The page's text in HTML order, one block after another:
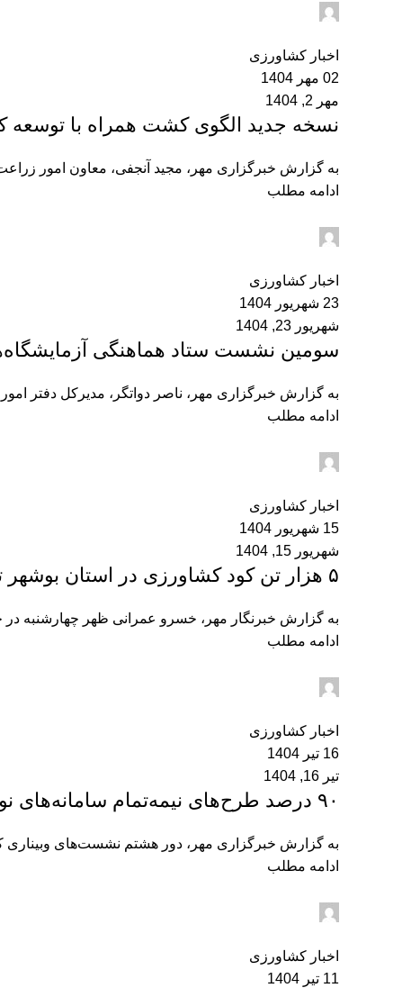
اخبار کشاورزی
02 مهر 1404
مهر 2, 1404
نسخه جدید الگوی کشت همراه با
به گزارش خبرگزاری مهر، مجید آنجفی، معاون امور
ادامه مطلب
اخبار کشاورزی
23 شهریور 1404
شهریور 23, 1404
سومین نشست ستاد هماهنگی
به گزارش خبرگزاری مهر، ناصر دواتگر، مدیرکل دفتر
ادامه مطلب
اخبار کشاورزی
15 شهریور 1404
شهریور 15, 1404
۵ هزار تن کود کشاورزی در استان بوشهر توزیع شد
به گزارش خبرنگار مهر، خسرو عمرانی ظهر چهارشنبه در
ادامه مطلب
اخبار کشاورزی
16 تیر 1404
تیر 16, 1404
۹۰ درصد طرح‌های نیمه‌تمام سامانه‌های نوین آبیاری تعیین‌تکلیف شد
به گزارش خبرگزاری مهر، دور هشتم نشست‌های وبیناری
ادامه مطلب
اخبار کشاورزی
11 تیر 1404